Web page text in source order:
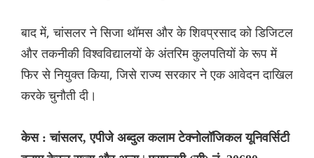
बाद में, चांसलर ने सिजा थॉमस और के शिवप्रसाद को डिजिटल
और तकनीकी विश्वविद्यालयों के अंतरिम कुलपतियों के रूप में
फिर से नियुक्त किया, जिसे राज्य सरकार ने एक आवेदन दाखिल
करके चुनौती दी।
केस : चांसलर, एपीजे अब्दुल कलाम टेक्नोलॉजिकल यूनिवर्सिटी